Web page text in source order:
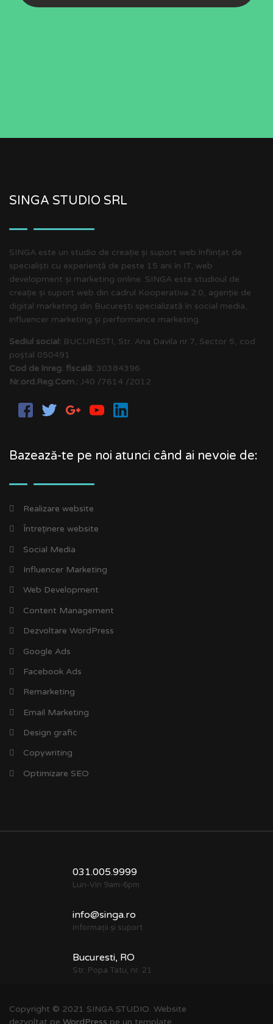
SINGA STUDIO SRL
SINGA este un studio de creație și suport web înființat de
specialiști cu experiență de peste 15 ani în IT, web
development și marketing online. SINGA este studioul de
creație și suport web din cadrul Kooperativa 2.0, agenție de
digital marketing din București specializată în social media,
influencer marketing și performance marketing.
Sediul social: BUCURESTI, Str. Ana Davila nr.7, Sector 5, cod
poștal 050491
Cod de înreg. fiscală: 30384396
Nr.ord.Reg.Com.: J40 /7614 /2012
Bazează-te pe noi atunci când ai nevoie de:
Realizare website
Întreținere website
Social Media
Influencer Marketing
Web Development
Content Management
Dezvoltare WordPress
Google Ads
Facebook Ads
Remarketing
Email Marketing
Design grafic
Copywriting
Optimizare SEO
031.005.9999
Lun-Vin 9am-6pm
info@singa.ro
informații și suport
Bucuresti, RO
Str. Popa Tatu, nr. 21
Copyright © 2021 SINGA STUDIO. Website